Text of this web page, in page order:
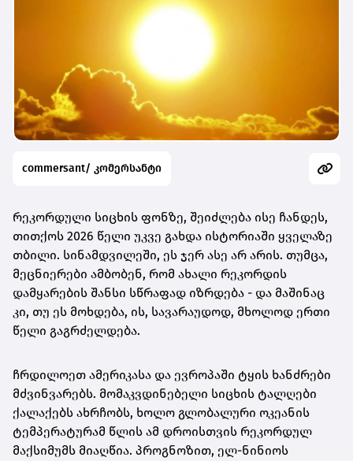
commersant/ კომერსანტი
რეკორდული სიცხის ფონზე, შეიძლება ისე ჩანდეს,
თითქოს 2026 წელი უკვე გახდა ისტორიაში ყველაზე
თბილი. სინამდვილეში, ეს ჯერ ასე არ არის. თუმცა,
მეცნიერები ამბობენ, რომ ახალი რეკორდის
დამყარების შანსი სწრაფად იზრდება - და მაშინაც
კი, თუ ეს მოხდება, ის, სავარაუდოდ, მხოლოდ ერთი
წელი გაგრძელდება.
ჩრდილოეთ ამერიკასა და ევროპაში ტყის ხანძრები
მძვინვარებს. მომაკვდინებელი სიცხის ტალღები
ქალაქებს ახრჩობს, ხოლო გლობალური ოკეანის
ტემპერატურამ წლის ამ დროისთვის რეკორდულ
მაქსიმუმს მიაღწია. პროგნოზით, ელ-ნინიოს